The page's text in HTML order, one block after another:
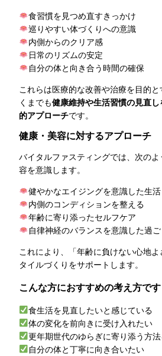
食習慣を見つめ直すきっかけ
巡りやすい体づくりへの意識
内側からのクリア感
日常のリズムの安定
自分の体と向き合う時間の確保
これらは医療的な改善や治療を目的
くまでも健康維持や生活習慣の見直
的アプローチです。
健康・美容に対するアプローチ
バイタルファスティングでは、次の
容を意識します。
健やかなエイジングを意識した生
内側のコンディションを整える
年齢に寄り添ったセルフケア
自律神経のバランスを意識した過
これにより、「年齢に負けない心地
タイルづくりをサポートします。
こんな方におすすめの考え方です
食生活を見直したいと感じている
体の変化を前向きに受け入れたい
更年期世代のゆらぎに寄り添う方
自分の体と丁寧に向き合いたい